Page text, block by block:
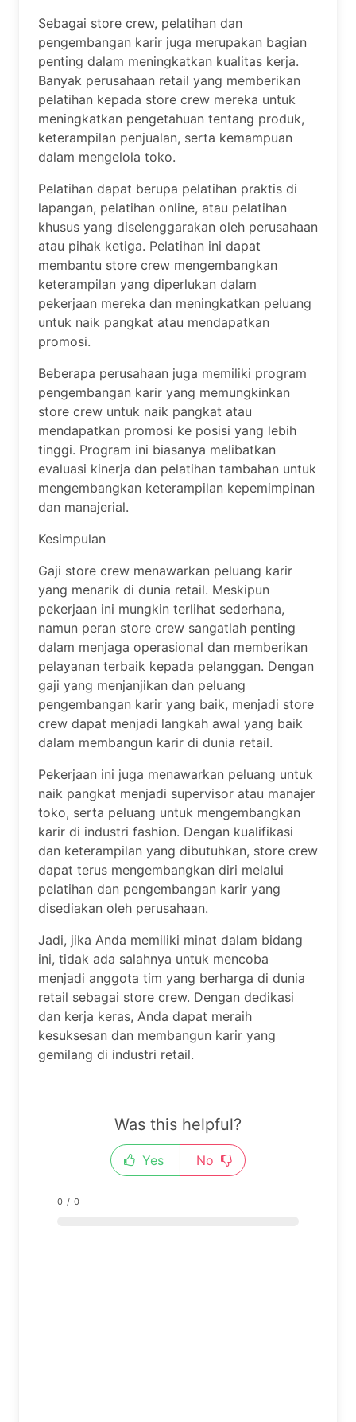
Sebagai store crew, pelatihan dan
pengembangan karir juga merupakan bagian
penting dalam meningkatkan kualitas kerja.
Banyak perusahaan retail yang memberikan
pelatihan kepada store crew mereka untuk
meningkatkan pengetahuan tentang produk,
keterampilan penjualan, serta kemampuan
dalam mengelola toko.
Pelatihan dapat berupa pelatihan praktis di
lapangan, pelatihan online, atau pelatihan
khusus yang diselenggarakan oleh perusahaan
atau pihak ketiga. Pelatihan ini dapat
membantu store crew mengembangkan
keterampilan yang diperlukan dalam
pekerjaan mereka dan meningkatkan peluang
untuk naik pangkat atau mendapatkan
promosi.
Beberapa perusahaan juga memiliki program
pengembangan karir yang memungkinkan
store crew untuk naik pangkat atau
mendapatkan promosi ke posisi yang lebih
tinggi. Program ini biasanya melibatkan
evaluasi kinerja dan pelatihan tambahan untuk
mengembangkan keterampilan kepemimpinan
dan manajerial.
Kesimpulan
Gaji store crew menawarkan peluang karir
yang menarik di dunia retail. Meskipun
pekerjaan ini mungkin terlihat sederhana,
namun peran store crew sangatlah penting
dalam menjaga operasional dan memberikan
pelayanan terbaik kepada pelanggan. Dengan
gaji yang menjanjikan dan peluang
pengembangan karir yang baik, menjadi store
crew dapat menjadi langkah awal yang baik
dalam membangun karir di dunia retail.
Pekerjaan ini juga menawarkan peluang untuk
naik pangkat menjadi supervisor atau manajer
toko, serta peluang untuk mengembangkan
karir di industri fashion. Dengan kualifikasi
dan keterampilan yang dibutuhkan, store crew
dapat terus mengembangkan diri melalui
pelatihan dan pengembangan karir yang
disediakan oleh perusahaan.
Jadi, jika Anda memiliki minat dalam bidang
ini, tidak ada salahnya untuk mencoba
menjadi anggota tim yang berharga di dunia
retail sebagai store crew. Dengan dedikasi
dan kerja keras, Anda dapat meraih
kesuksesan dan membangun karir yang
gemilang di industri retail.
Was this helpful?
Yes No
0 / 0